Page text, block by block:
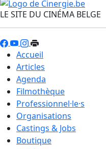
LE SITE DU CINÉMA BELGE
Accueil
Articles
Agenda
Filmothèque
Professionnel·le·s
Organisations
Castings & Jobs
Boutique